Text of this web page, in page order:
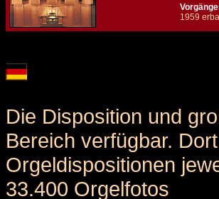
1959
Die Disposition und
Bereich verfügbar.
Orgeldispositionen
33.400 Orgelfotos